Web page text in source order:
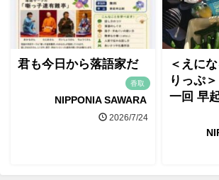
君も今日から落語家だ
香取
NIPPONIA SAWARA
2026/7/24
＜えに
りっぷ
一回 早